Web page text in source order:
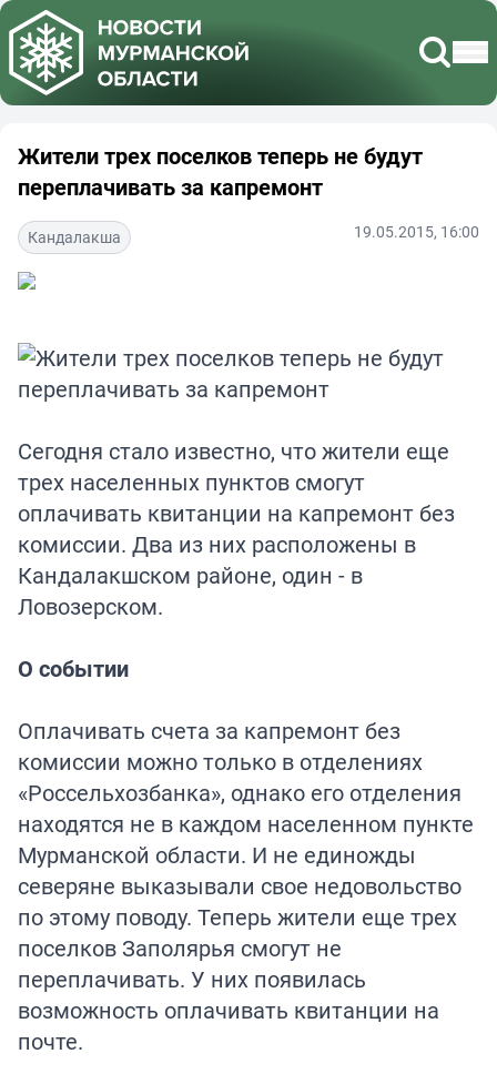
Жители трех поселков теперь не будут
переплачивать за капремонт
Кандалакша 19.05.2015, 16:00
Сегодня стало известно, что жители еще
трех населенных пунктов смогут
оплачивать квитанции на капремонт без
комиссии. Два из них расположены в
Кандалакшском районе, один - в
Ловозерском.
О событии
Оплачивать счета за капремонт без
комиссии можно только в отделениях
«Россельхозбанка», однако его отделения
находятся не в каждом населенном пункте
Мурманской области. И не единожды
северяне выказывали свое недовольство
по этому поводу. Теперь жители еще трех
поселков Заполярья смогут не
переплачивать. У них появилась
возможность оплачивать квитанции на
почте.